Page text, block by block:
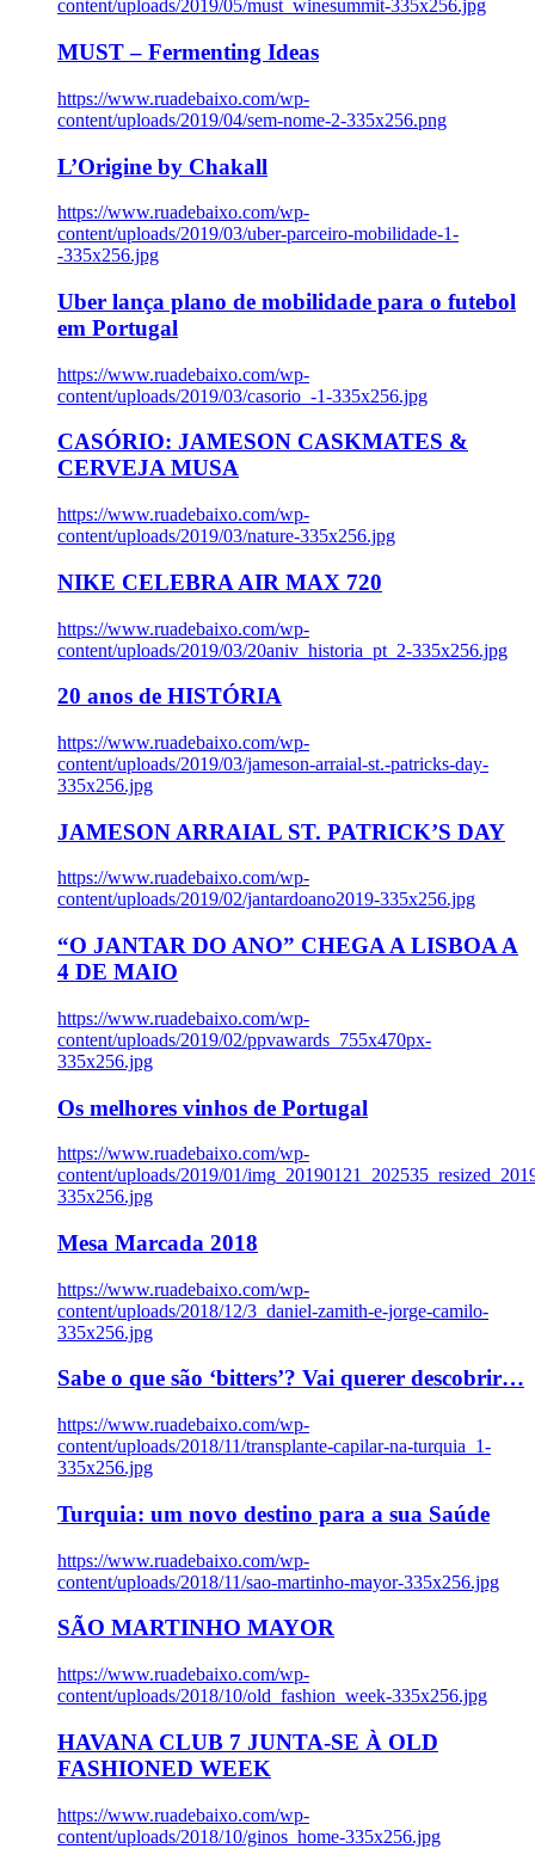
content/uploads/2019/05/must_winesummit-335x256.jpg
MUST – Fermenting Ideas
https://www.ruadebaixo.com/wp-
content/uploads/2019/04/sem-nome-2-335x256.png
L’Origine by Chakall
https://www.ruadebaixo.com/wp-
content/uploads/2019/03/uber-parceiro-mobilidade-1-
-335x256.jpg
Uber lança plano de mobilidade para o futebol
em Portugal
https://www.ruadebaixo.com/wp-
content/uploads/2019/03/casorio_-1-335x256.jpg
CASÓRIO: JAMESON CASKMATES &
CERVEJA MUSA
https://www.ruadebaixo.com/wp-
content/uploads/2019/03/nature-335x256.jpg
NIKE CELEBRA AIR MAX 720
https://www.ruadebaixo.com/wp-
content/uploads/2019/03/20aniv_historia_pt_2-335x256.jpg
20 anos de HISTÓRIA
https://www.ruadebaixo.com/wp-
content/uploads/2019/03/jameson-arraial-st.-patricks-day-
335x256.jpg
JAMESON ARRAIAL ST. PATRICK’S DAY
https://www.ruadebaixo.com/wp-
content/uploads/2019/02/jantardoano2019-335x256.jpg
“O JANTAR DO ANO” CHEGA A LISBOA A
4 DE MAIO
https://www.ruadebaixo.com/wp-
content/uploads/2019/02/ppvawards_755x470px-
335x256.jpg
Os melhores vinhos de Portugal
https://www.ruadebaixo.com/wp-
content/uploads/2019/01/
335x256.jpg
Mesa Marcada 2018
https://www.ruadebaixo.com/wp-
content/uploads/2018/12/3_daniel-zamith-e-jorge-camilo-
335x256.jpg
Sabe o que são ‘bitters’? Vai querer descobrir…
https://www.ruadebaixo.com/wp-
content/uploads/2018/11/transplante-capilar-na-turquia_1-
335x256.jpg
Turquia: um novo destino para a sua Saúde
https://www.ruadebaixo.com/wp-
content/uploads/2018/11/sao-martinho-mayor-335x256.jpg
SÃO MARTINHO MAYOR
https://www.ruadebaixo.com/wp-
content/uploads/2018/10/old_fashion_week-335x256.jpg
HAVANA CLUB 7 JUNTA-SE À OLD
FASHIONED WEEK
https://www.ruadebaixo.com/wp-
content/uploads/2018/10/ginos_home-335x256.jpg